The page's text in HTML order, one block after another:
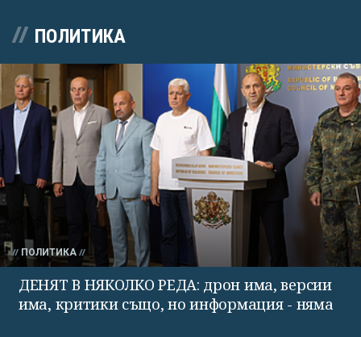
ПОЛИТИКА
ПОЛИТИКА
ДЕНЯТ В НЯКОЛКО РЕДА: дрон има, версии
има, критики също, но информация - няма